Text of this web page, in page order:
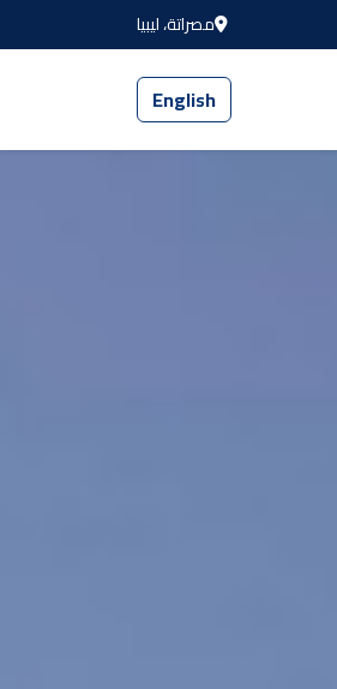
مصراتة، ليبيا
English